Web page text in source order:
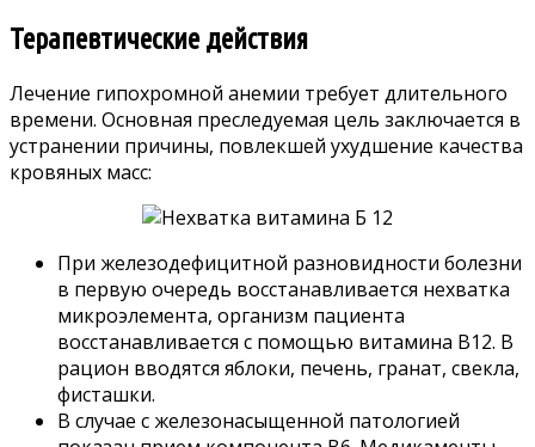
Терапевтические действия
Лечение гипохромной анемии требует длительного
времени. Основная преследуемая цель заключается в
устранении причины, повлекшей ухудшение качества
кровяных масс:
При железодефицитной разновидности болезни
в первую очередь восстанавливается нехватка
микроэлемента, организм пациента
восстанавливается с помощью витамина В12. В
рацион вводятся яблоки, печень, гранат, свекла,
фисташки.
В случае с железонасыщенной патологией